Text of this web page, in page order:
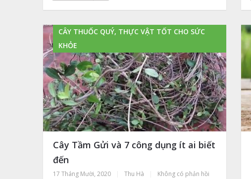
CÂY THUỐC QUÝ, THỰC VẬT TỐT CHO SỨC
KHỎE
Cây Tầm Gửi và 7 công dụng ít ai biết
đến
17 Tháng Mười, 2020 Thu Hà Không có phản hồi